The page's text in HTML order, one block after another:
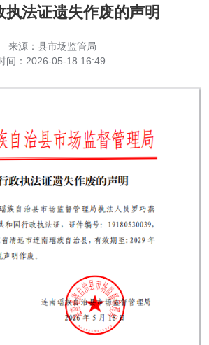
执法证遗失作废的声明
来源：县市场监管局
间： 2026-05-18 16:49